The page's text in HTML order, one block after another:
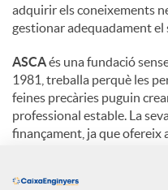
adquirir els coneixements
gestionar adequadament el
ASCAés una fundació
1981, treballa perquè les
feines precàries puguin
professional estable. La
finançament, ja que ofereix